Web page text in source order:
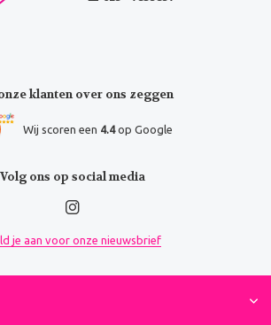
klanten over ons zeggen
Wij scoren een 4.4op Google
Volg ons op social media
je aan voor onze nieuwsbrief